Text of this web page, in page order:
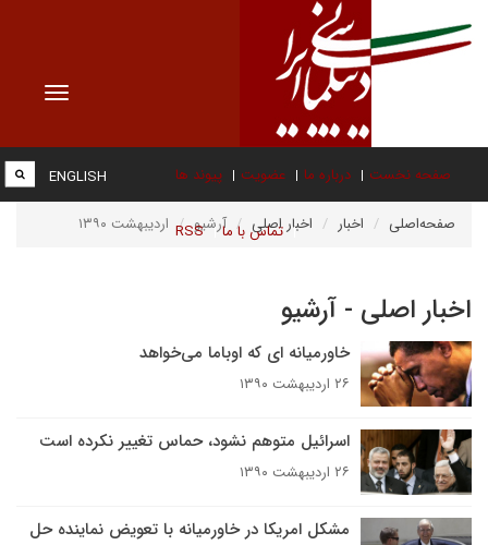
Toggle
صفحه نخست درباره ما عضویت پیوند ها
تماس با ما RSS
ENGLISH
صفحه‌اصلی اخبار اخبار اصلی آرشیو اردیبهشت ۱۳۹۰
اخبار اصلی - آرشیو
خاورمیانه ای که اوباما می‌خواهد
۲۶ اردیبهشت ۱۳۹۰
اسرائیل متوهم نشود، حماس تغییر نکرده است
۲۶ اردیبهشت ۱۳۹۰
مشکل امریکا در خاورمیانه با تعویض نماینده حل